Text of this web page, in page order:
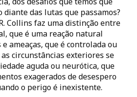
diante das lutas que passamos?
Collins faz uma distinção entre
que é uma reação natural
ameaças, que é controlada ou
circunstâncias exteriores se
aguda ou neurótica, que
exagerados de desespero
o perigo é inexistente.